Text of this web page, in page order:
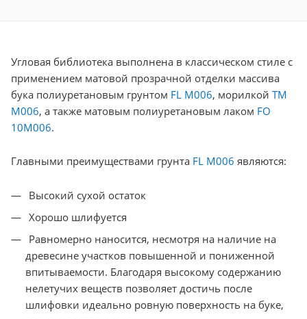
Угловая библиотека выполнена в классическом стиле с
применением матовой прозрачной отделки массива
бука полиуретановым грунтом FL M006, морилкой TM
M006, а также матовым полиуретановым лаком FO
10M006.
Главными преимуществами грунта FL M006 являются:
Высокий сухой остаток
Хорошо шлифуется
Равномерно наносится, несмотря на наличие на
древесине участков повышенной и пониженной
впитываемости. Благодаря высокому содержанию
нелетучих веществ позволяет достичь после
шлифовки идеально ровную поверхность на буке,